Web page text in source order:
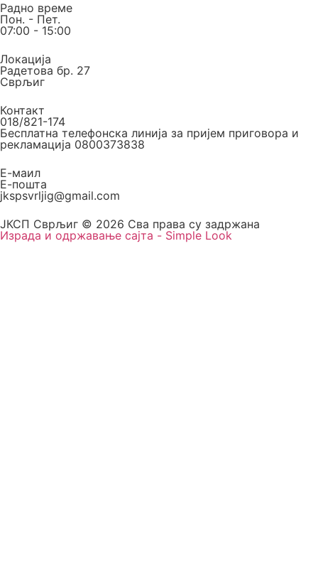
Радно време
Пон. - Пет.
07:00 - 15:00
Локација
Радетова бр. 27
Сврљиг
Контакт
018/821-174
Бесплатна телефонска линија за пријем приговора и
рекламација 0800373838
Е-маил
Е-пошта
jkspsvrljig@gmail.com
ЈКСП Сврљиг © 2026 Сва права су задржана
Израда и одржавање сајта - Simple Look